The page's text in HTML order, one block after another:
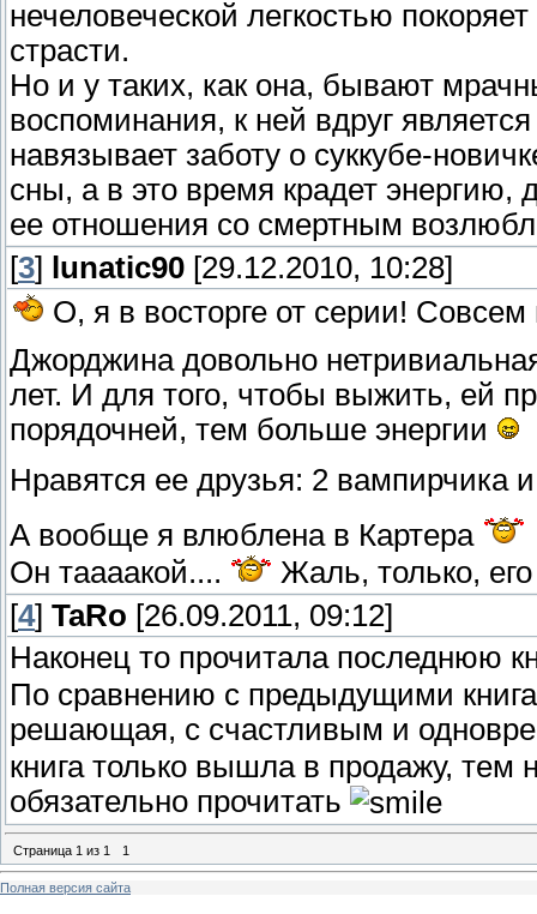
нечеловеческой легкостью
страсти.
Но и у таких, как она, бывают
воспоминания, к ней вдруг
навязывает заботу о суккубе-
сны, а в это время крадет
ее отношения со смертным
[3] lunatic90 [29.12.2010, 10:28]
О, я в восторге от серии!
Джорджина довольно
лет. И для того, чтобы выжить, ей
порядочней, тем больше энергии
Нравятся ее друзья: 2 вампирчика
А вообще я влюблена в Картера
Он таааакой....
Жаль, только,
[4] TaRo [26.09.2011, 09:12]
Наконец то прочитала последнюю
По сравнению с предыдущими
решающая, с счастливым и
книга только вышла в продажу,
обязательно прочитать
Страница 1 из 1 1
Полная версия сайта